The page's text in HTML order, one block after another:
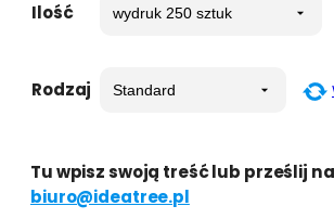
Ilość
Rodzaj
Tu wpisz swoją treść lub prześlij
biuro@ideatree.pl